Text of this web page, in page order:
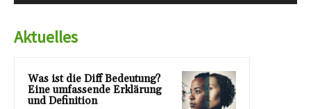
Aktuelles
Was ist die Diff Bedeutung?
Eine umfassende Erklärung
und Definition